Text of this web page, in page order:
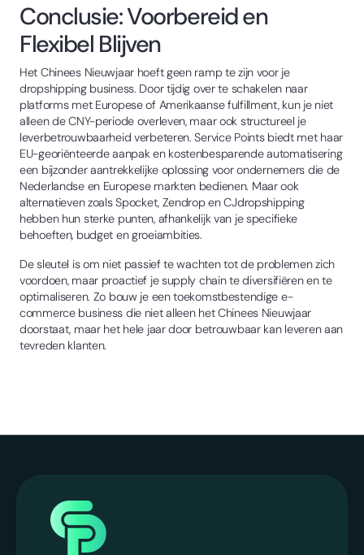
Conclusie: Voorbereid en
Flexibel Blijven
Het Chinees Nieuwjaar hoeft geen ramp te zijn voor je
dropshipping business. Door tijdig over te schakelen naar
platforms met Europese of Amerikaanse fulfillment, kun je niet
alleen de CNY-periode overleven, maar ook structureel je
leverbetrouwbaarheid verbeteren. Service Points biedt met haar
EU-georiënteerde aanpak en kostenbesparende automatisering
een bijzonder aantrekkelijke oplossing voor ondernemers die de
Nederlandse en Europese markten bedienen. Maar ook
alternatieven zoals Spocket, Zendrop en CJdropshipping
hebben hun sterke punten, afhankelijk van je specifieke
behoeften, budget en groeiambities.
De sleutel is om niet passief te wachten tot de problemen zich
voordoen, maar proactief je supply chain te diversifiëren en te
optimaliseren. Zo bouw je een toekomstbestendige e-
commerce business die niet alleen het Chinees Nieuwjaar
doorstaat, maar het hele jaar door betrouwbaar kan leveren aan
tevreden klanten.